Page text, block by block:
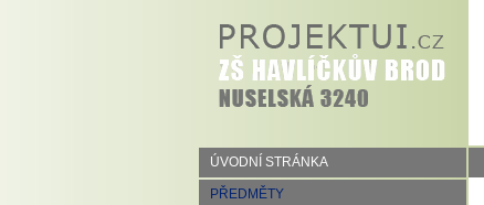
ÚVODNÍ STRÁNKA
PŘEDMĚTY